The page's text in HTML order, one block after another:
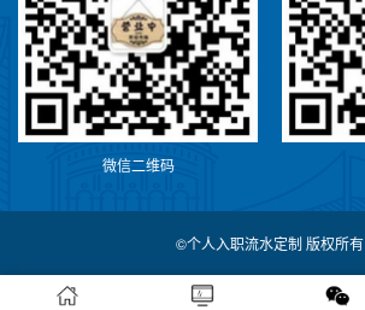
微信二维码
©个人入职流水定制 版权所有